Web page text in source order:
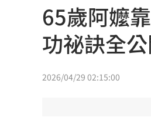
東發號遭出征
傳陸客在港投
Google傳說級
巴紐要關台灣
65歲阿嬤
功祕訣全
2026/04/29 02:15:00